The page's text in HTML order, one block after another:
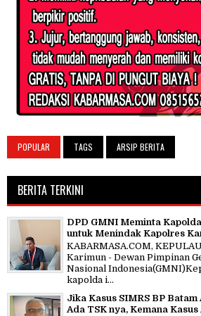
POPULAR TAGS ARSIP BERITA
BERITA TERKINI
DPD GMNI Meminta
untuk Menindak Kapolres
KABARMASA.COM,
Karimun - Dewan Pimpinan
Nasional
kapolda i...
Jika Kasus SIMRS BP Batam
Ada TSK nya, Kemana